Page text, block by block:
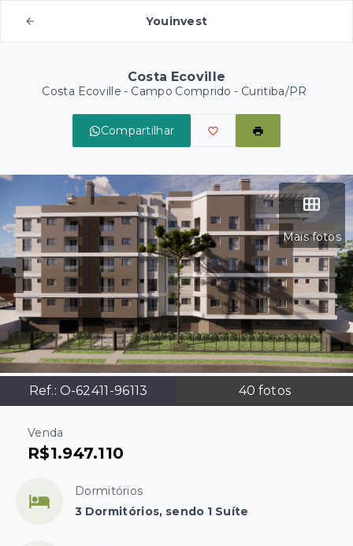
Youinvest
Costa Ecoville
Costa Ecoville - Campo Comprido - Curitiba/PR
Compartilhar
Mais fotos
Ref.: O-62411-96113 40 fotos
Venda
R$1.947.110
Dormitórios
3 Dormitórios, sendo 1 Suíte